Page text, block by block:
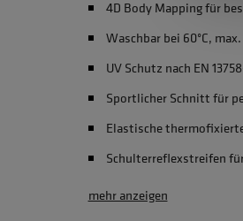
4D Body Mapping für
Waschbar bei 60°C,
UV Schutz nach EN
Sportlicher Schnitt für
Elastische
Schulterreflexstreifen
mehr anzeigen